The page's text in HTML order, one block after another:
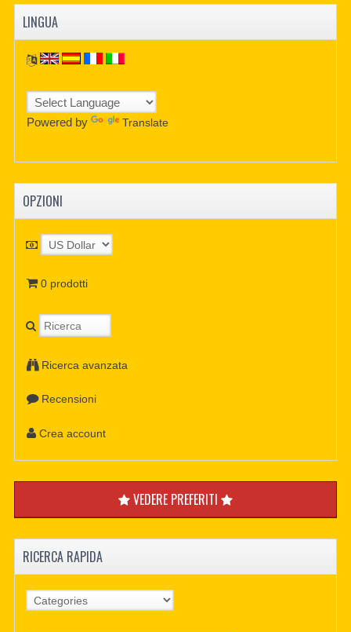
LINGUA
Powered by Translate
OPZIONI
0 prodotti
Ricerca avanzata
Recensioni
Crea account
VEDERE PREFERITI
RICERCA RAPIDA